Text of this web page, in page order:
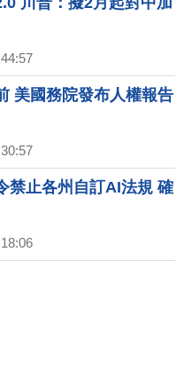
美國務院發布人權報告
禁止各州自訂AI法規 確